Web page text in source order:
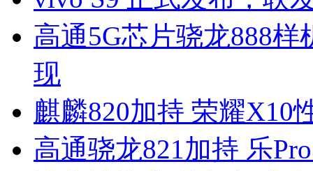
高通5G芯片骁龙888
现
麒麟820加持 荣耀X10
高通骁龙821加持 乐